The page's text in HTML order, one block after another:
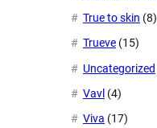
True to skin (8)
Trueve (15)
Uncategorized
Vavl (4)
Viva (17)